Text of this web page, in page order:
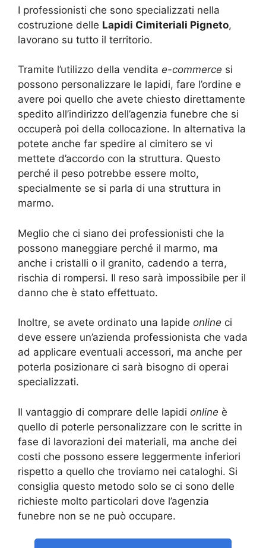
I professionisti che sono specializzati nella
costruzione delle Lapidi Cimiteriali Pigneto,
lavorano su tutto il territorio.
Tramite l’utilizzo della vendita e-commerce si
possono personalizzare le lapidi, fare l’ordine e
avere poi quello che avete chiesto direttamente
spedito all’indirizzo dell’agenzia funebre che si
occuperà poi della collocazione. In alternativa la
potete anche far spedire al cimitero se vi
mettete d’accordo con la struttura. Questo
perché il peso potrebbe essere molto,
specialmente se si parla di una struttura in
marmo.
Meglio che ci siano dei professionisti che la
possono maneggiare perché il marmo, ma
anche i cristalli o il granito, cadendo a terra,
rischia di rompersi. Il reso sarà impossibile per il
danno che è stato effettuato.
Inoltre, se avete ordinato una lapide online ci
deve essere un’azienda professionista che vada
ad applicare eventuali accessori, ma anche per
poterla posizionare ci sarà bisogno di operai
specializzati.
Il vantaggio di comprare delle lapidi online è
quello di poterle personalizzare con le scritte in
fase di lavorazioni dei materiali, ma anche dei
costi che possono essere leggermente inferiori
rispetto a quello che troviamo nei cataloghi. Si
consiglia questo metodo solo se ci sono delle
richieste molto particolari dove l’agenzia
funebre non se ne può occupare.